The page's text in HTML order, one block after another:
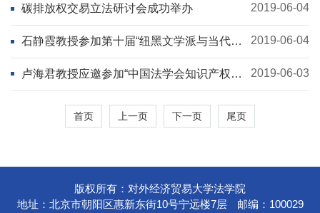
碳排放权交易立法研讨会成功举办 2019-06-04
石静霞教授参加第十届“纽黑文学派与当代国
际法”国际学术研讨会
2019-06-04
卢海君教授应邀参加“中国法学会知识产权法
研究会2019年年会”并作主旨发言
2019-06-03
首页 上一页 下一页 尾页
版权所有：对外经济贸易大学法学院
地址：北京市朝阳区惠新东街10号宁远楼7层
邮编：100029